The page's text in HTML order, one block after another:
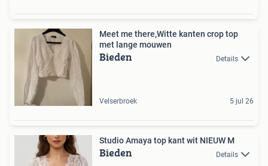
Meet me there,Witte kanten crop top
met lange mouwen
Bieden Details
Velserbroek 5 jul 26
Studio Amaya top kant wit NIEUW M
Bieden Details